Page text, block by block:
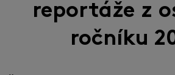
reportáže z
ročníku